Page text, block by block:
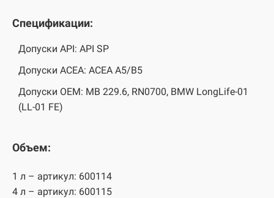
Спецификации:
Допуски API: API SP
Допуски ACEA: ACEA A5/B5
Допуски OEM: МВ 229.6, RN0700, BMW LongLife-01
(LL-01 FE)
Объем:
1 л – артикул: 600114
4 л – артикул: 600115